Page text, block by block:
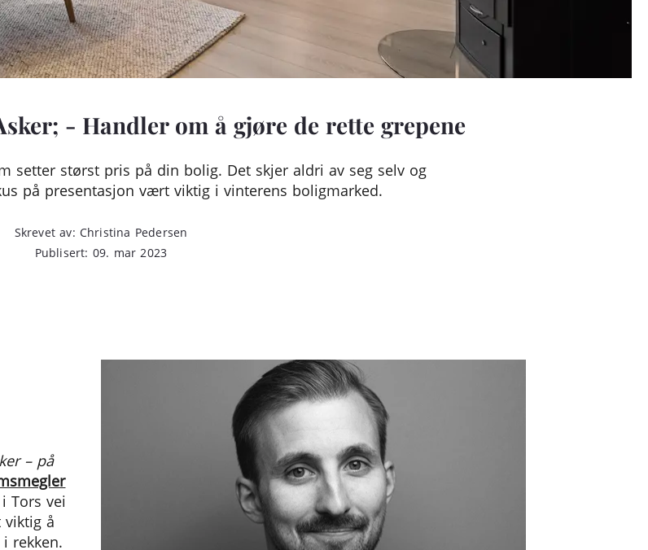
- Handler om å gjøre de rette grepene
setter størst pris på din bolig. Det skjer aldri av seg selv og
på presentasjon vært viktig i vinterens boligmarked.
Skrevet av: Christina Pedersen
Publisert: 09. mar 2023
– på
Tors vei
viktig å
rekken.